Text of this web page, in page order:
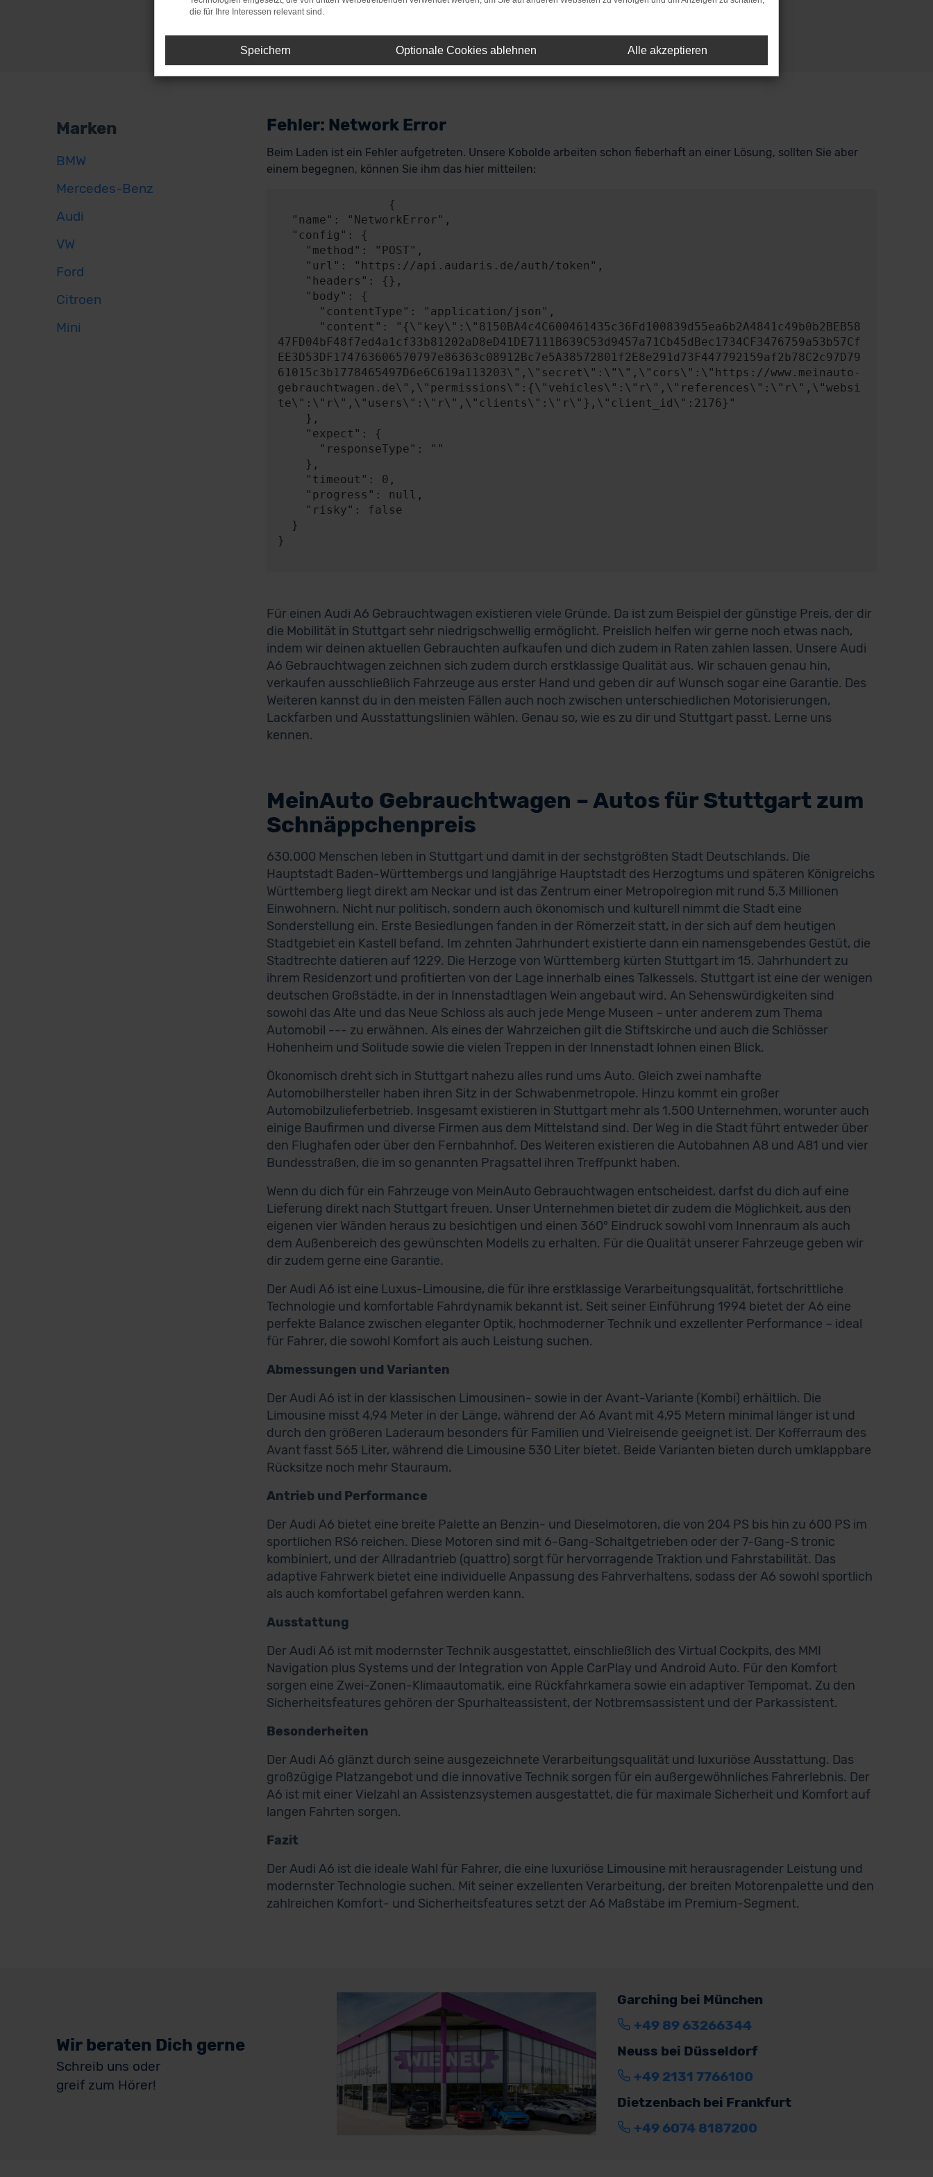
Marken
BMW
Mercedes-Benz
Audi
VW
Ford
Citroen
Mini
Fehler: Network Error
Beim Laden ist ein Fehler aufgetreten. Unsere Kobolde arbeiten schon fieberhaft an einer Lösung, sollten Sie aber
einem begegnen, können Sie ihm das hier mitteilen:
47FD04bF48f7ed4a1cf33b81202aD8eD41DE7111B639C53d9457a71Cb45dBec1734CF3476759a53b57Cf
EE3D53DF174763606570797e86363c08912Bc7e5A38572801f2E8e291d73F447792159af2b78C2c97D79
61015c3b1778465497D6e6C619a113203\",\"secret\":\"\",\"cors\":\"https://www.meinauto-
gebrauchtwagen.de\",\"permissions\":{\"vehicles\":\"r\",\"references\":\"r\",\"websi
te\":\"r\",\"users\":\"r\",\"clients\":\"r\"},\"client_id\":2176}"
}
Für einen Audi A6 Gebrauchtwagen existieren viele Gründe. Da ist zum Beispiel der günstige Preis, der dir
die Mobilität in Stuttgart sehr niedrigschwellig ermöglicht. Preislich helfen wir gerne noch etwas nach,
indem wir deinen aktuellen Gebrauchten aufkaufen und dich zudem in Raten zahlen lassen. Unsere Audi
A6 Gebrauchtwagen zeichnen sich zudem durch erstklassige Qualität aus. Wir schauen genau hin,
verkaufen ausschließlich Fahrzeuge aus erster Hand und geben dir auf Wunsch sogar eine Garantie. Des
Weiteren kannst du in den meisten Fällen auch noch zwischen unterschiedlichen Motorisierungen,
Lackfarben und Ausstattungslinien wählen. Genau so, wie es zu dir und Stuttgart passt. Lerne uns
kennen.
MeinAuto Gebrauchtwagen – Autos für Stuttgart zum
Schnäppchenpreis
630.000 Menschen leben in Stuttgart und damit in der sechstgrößten Stadt Deutschlands. Die
Hauptstadt Baden-Württembergs und langjährige Hauptstadt des Herzogtums und späteren Königreichs
Württemberg liegt direkt am Neckar und ist das Zentrum einer Metropolregion mit rund 5,3 Millionen
Einwohnern. Nicht nur politisch, sondern auch ökonomisch und kulturell nimmt die Stadt eine
Sonderstellung ein. Erste Besiedlungen fanden in der Römerzeit statt, in der sich auf dem heutigen
Stadtgebiet ein Kastell befand. Im zehnten Jahrhundert existierte dann ein namensgebendes Gestüt, die
Stadtrechte datieren auf 1229. Die Herzoge von Württemberg kürten Stuttgart im 15. Jahrhundert zu
ihrem Residenzort und profitierten von der Lage innerhalb eines Talkessels. Stuttgart ist eine der wenigen
deutschen Großstädte, in der in Innenstadtlagen Wein angebaut wird. An Sehenswürdigkeiten sind
sowohl das Alte und das Neue Schloss als auch jede Menge Museen – unter anderem zum Thema
Automobil --- zu erwähnen. Als eines der Wahrzeichen gilt die Stiftskirche und auch die Schlösser
Hohenheim und Solitude sowie die vielen Treppen in der Innenstadt lohnen einen Blick.
Ökonomisch dreht sich in Stuttgart nahezu alles rund ums Auto. Gleich zwei namhafte
Automobilhersteller haben ihren Sitz in der Schwabenmetropole. Hinzu kommt ein großer
Automobilzulieferbetrieb. Insgesamt existieren in Stuttgart mehr als 1.500 Unternehmen, worunter auch
einige Baufirmen und diverse Firmen aus dem Mittelstand sind. Der Weg in die Stadt führt entweder über
den Flughafen oder über den Fernbahnhof. Des Weiteren existieren die Autobahnen A8 und A81 und vier
Bundesstraßen, die im so genannten Pragsattel ihren Treffpunkt haben.
Wenn du dich für ein Fahrzeuge von MeinAuto Gebrauchtwagen entscheidest, darfst du dich auf eine
Lieferung direkt nach Stuttgart freuen. Unser Unternehmen bietet dir zudem die Möglichkeit, aus den
eigenen vier Wänden heraus zu besichtigen und einen 360° Eindruck sowohl vom Innenraum als auch
dem Außenbereich des gewünschten Modells zu erhalten. Für die Qualität unserer Fahrzeuge geben wir
dir zudem gerne eine Garantie.
Der Audi A6 ist eine Luxus-Limousine, die für ihre erstklassige Verarbeitungsqualität, fortschrittliche
Technologie und komfortable Fahrdynamik bekannt ist. Seit seiner Einführung 1994 bietet der A6 eine
perfekte Balance zwischen eleganter Optik, hochmoderner Technik und exzellenter Performance – ideal
für Fahrer, die sowohl Komfort als auch Leistung suchen.
Abmessungen und Varianten
Der Audi A6 ist in der klassischen Limousinen- sowie in der Avant-Variante (Kombi) erhältlich. Die
Limousine misst 4,94 Meter in der Länge, während der A6 Avant mit 4,95 Metern minimal länger ist und
durch den größeren Laderaum besonders für Familien und Vielreisende geeignet ist. Der Kofferraum des
Avant fasst 565 Liter, während die Limousine 530 Liter bietet. Beide Varianten bieten durch umklappbare
Rücksitze noch mehr Stauraum.
Antrieb und Performance
Der Audi A6 bietet eine breite Palette an Benzin- und Dieselmotoren, die von 204 PS bis hin zu 600 PS im
sportlichen RS6 reichen. Diese Motoren sind mit 6-Gang-Schaltgetrieben oder der 7-Gang-S tronic
kombiniert, und der Allradantrieb (quattro) sorgt für hervorragende Traktion und Fahrstabilität. Das
adaptive Fahrwerk bietet eine individuelle Anpassung des Fahrverhaltens, sodass der A6 sowohl sportlich
als auch komfortabel gefahren werden kann.
Ausstattung
Der Audi A6 ist mit modernster Technik ausgestattet, einschließlich des Virtual Cockpits, des MMI
Navigation plus Systems und der Integration von Apple CarPlay und Android Auto. Für den Komfort
sorgen eine Zwei-Zonen-Klimaautomatik, eine Rückfahrkamera sowie ein adaptiver Tempomat. Zu den
Sicherheitsfeatures gehören der Spurhalteassistent, der Notbremsassistent und der Parkassistent.
Besonderheiten
Der Audi A6 glänzt durch seine ausgezeichnete Verarbeitungsqualität und luxuriöse Ausstattung. Das
großzügige Platzangebot und die innovative Technik sorgen für ein außergewöhnliches Fahrerlebnis. Der
A6 ist mit einer Vielzahl an Assistenzsystemen ausgestattet, die für maximale Sicherheit und Komfort auf
langen Fahrten sorgen.
Fazit
Der Audi A6 ist die ideale Wahl für Fahrer, die eine luxuriöse Limousine mit herausragender Leistung und
modernster Technologie suchen. Mit seiner exzellenten Verarbeitung, der breiten Motorenpalette und den
zahlreichen Komfort- und Sicherheitsfeatures setzt der A6 Maßstäbe im Premium-Segment.
Wir beraten Dich gerne
Schreib uns oder
greif zum Hörer!
Garching bei München
+49 89 63266344
Neuss bei Düsseldorf
+49 2131 7766100
Dietzenbach bei Frankfurt
+49 6074 8187200
die für Ihre Interessen relevant sind.
Speichern Optionale Cookies ablehnen Alle akzeptieren